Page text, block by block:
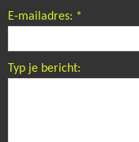
E-mailadres: *
Typ je bericht: